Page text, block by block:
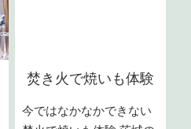
焚き火で焼いも体験
今ではなかなかできない